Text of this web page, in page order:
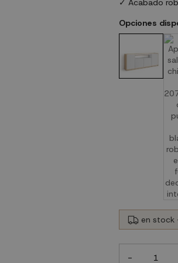
✓ Acabado
Opciones
en stock
-